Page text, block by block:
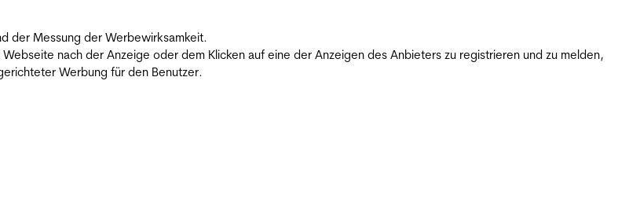
der Messung der Werbewirksamkeit.
nach der Anzeige oder dem Klicken auf eine der Anzeigen des Anbieters zu registrieren und zu melden,
Werbung für den Benutzer.